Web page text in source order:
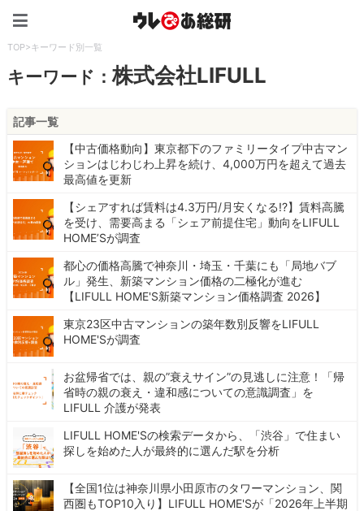
TOP>キーワード別一覧
キーワード：株式会社LIFULL
記事一覧
【中古価格動向】東京都下のファミリータイプ中古マン
ションはじわじわ上昇を続け、4,000万円を超えて過去
最高値を更新
【シェアすれば賃料は4.3万円/月安くなる!?】賃料高騰
を受け、需要高まる「シェア前提住宅」動向をLIFULL
HOME’Sが調査
都心の価格高騰で神奈川・埼玉・千葉にも「局地バブ
ル」発生、新築マンション価格の二極化が進む
【LIFULL HOME'S新築マンション価格調査 2026】
東京23区中古マンションの築年数別反響をLIFULL
HOME'Sが調査
お盆帰省では、親の”衰えサイン”の見逃しに注意！「帰
省時の親の衰え・違和感についての意識調査」を
LIFULL 介護が発表
LIFULL HOME'Sの検索データから、「渋谷」で住まい
探しを始めた人が最終的に選んだ駅を分析
【全国1位は神奈川県小田原市のタワーマンション、関
西圏もTOP10入り】LIFULL HOME'Sが「2026年上半期